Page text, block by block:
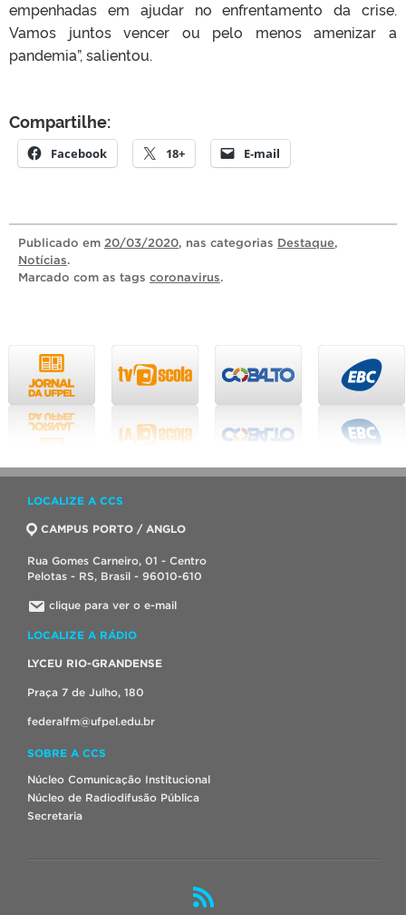
empenhadas em ajudar no enfrentamento da crise.
Vamos juntos vencer ou pelo menos amenizar a
pandemia”, salientou.
Compartilhe:
Facebook 18+ E-mail
Publicado em 20/03/2020, nas categorias Destaque,
Notícias.
Marcado com as tags coronavirus.
LOCALIZE A CCS
CAMPUS PORTO / ANGLO
Rua Gomes Carneiro, 01 - Centro
Pelotas - RS, Brasil - 96010-610
clique para ver o e-mail
LOCALIZE A RÁDIO
LYCEU RIO-GRANDENSE
Praça 7 de Julho, 180
federalfm@ufpel.edu.br
SOBRE A CCS
Núcleo Comunicação Institucional
Núcleo de Radiodifusão Pública
Secretaria